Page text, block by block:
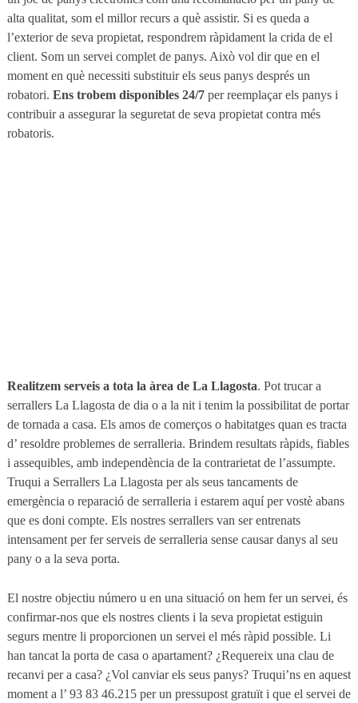
alta qualitat, som el millor recurs a què assistir. Si es queda a
l’exterior de seva propietat, respondrem ràpidament la crida de el
client. Som un servei complet de panys. Això vol dir que en el
moment en què necessiti substituir els seus panys després un
robatori. Ens trobem disponibles 24/7per reemplaçar els panys i
contribuir a assegurar la seguretat de seva propietat contra més
robatoris.
Realitzem serveis a tota la àrea de La Llagosta. Pot trucar a
serrallers La Llagosta de dia o a la nit i tenim la possibilitat de portar
de tornada a casa. Els amos de comerços o habitatges quan es tracta
d’ resoldre problemes de serralleria. Brindem resultats ràpids, fiables
i assequibles, amb independència de la contrarietat de l’assumpte.
Truqui a Serrallers La Llagosta per als seus tancaments de
emergència o reparació de serralleria i estarem aquí per vostè abans
que es doni compte. Els nostres serrallers van ser entrenats
intensament per fer serveis de serralleria sense causar danys al seu
pany o a la seva porta.
El nostre objectiu número u en una situació on hem fer un servei, és
confirmar-nos que els nostres clients i la seva propietat estiguin
segurs mentre li proporcionen un servei el més ràpid possible. Li
han tancat la porta de casa o apartament? ¿Requereix una clau de
recanvi per a casa? ¿Vol canviar els seus panys? Truqui’ns en aquest
moment a l’ 93 83 46.215 per un pressupost gratuït i que el servei de